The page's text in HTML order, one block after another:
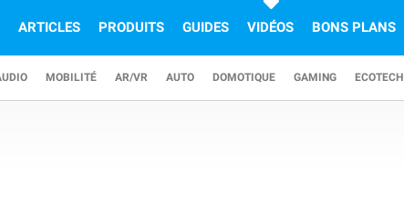
ARTICLES PRODUITS GUIDES VIDÉOS BONS PLANS
MOBILITÉ AR/VR AUTO DOMOTIQUE GAMING ECOTECH